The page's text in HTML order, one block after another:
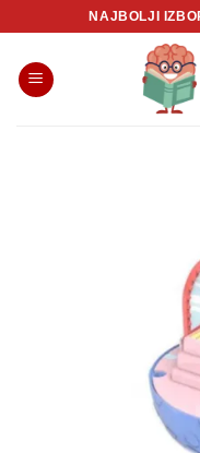
content
NAJBOLJI